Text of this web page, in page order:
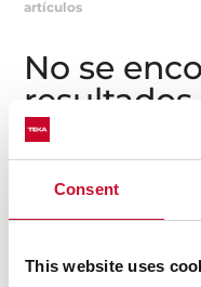
Consent
This website uses
artículos
No se
resultados
La página solicitada
perfeccionar su
localizar la entrada.